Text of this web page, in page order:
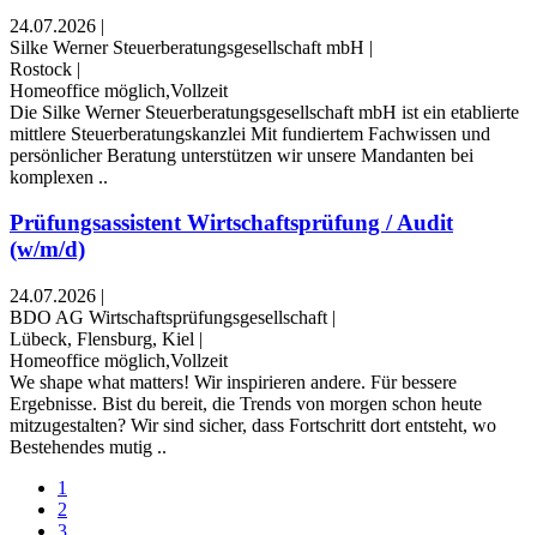
24.07.2026 |
Silke Werner Steuerberatungsgesellschaft mbH |
Rostock |
Homeoffice möglich,Vollzeit
Die Silke Werner Steuerberatungsgesellschaft mbH ist ein etablierte
mittlere Steuerberatungskanzlei Mit fundiertem Fachwissen und
persönlicher Beratung unterstützen wir unsere Mandanten bei
komplexen ..
Prüfungsassistent Wirtschaftsprüfung / Audit
(w/m/d)
24.07.2026 |
BDO AG Wirtschaftsprüfungsgesellschaft |
Lübeck, Flensburg, Kiel |
Homeoffice möglich,Vollzeit
We shape what matters! Wir inspirieren andere. Für bessere
Ergebnisse. Bist du bereit, die Trends von morgen schon heute
mitzugestalten? Wir sind sicher, dass Fortschritt dort entsteht, wo
Bestehendes mutig ..
1
2
3